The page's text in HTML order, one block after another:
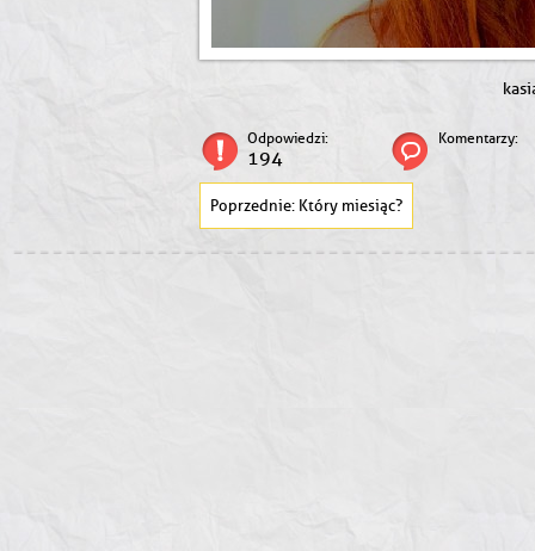
Odpowiedzi:
194
Komentarzy:
Który miesiąc?